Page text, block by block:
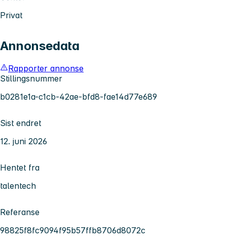
Privat
Annonsedata
Rapporter annonse
Stillingsnummer
b0281e1a-c1cb-42ae-bfd8-fae14d77e689
Sist endret
12. juni 2026
Hentet fra
talentech
Referanse
98825f8fc9094f95b57ffb8706d8072c